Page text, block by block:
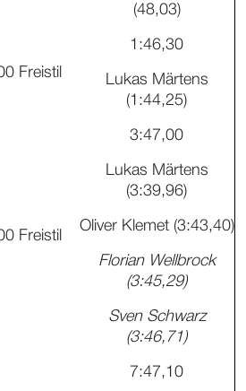
(48,03)
Freistil
1:46,30
Lukas Märtens
(1:44,25)
Freistil
3:47,00
Lukas Märtens
(3:39,96)
Oliver Klemet (3:43,40)
Florian Wellbrock
(3:45,29)
Sven Schwarz
(3:46,71)
7:47,10